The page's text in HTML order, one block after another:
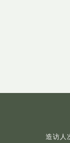
造访人